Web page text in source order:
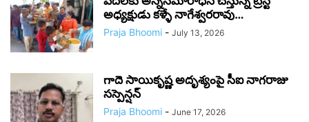
అధ్యక్షుడు కళ్ళే నాగేశ్వరరావు…
Praja Bhoomi - July 13, 2026
గాదె సాయికృష్ణ అదృశ్యంపై సీఐ నాగరాజు
సస్పెన్షన్
Praja Bhoomi - June 17, 2026